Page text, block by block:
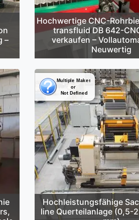
–
Hochwertige CNC-
transfluid DB 642-
verkaufen –
Neuwertig
Hochleistungsfähige
line Querteilanlage (0,5-